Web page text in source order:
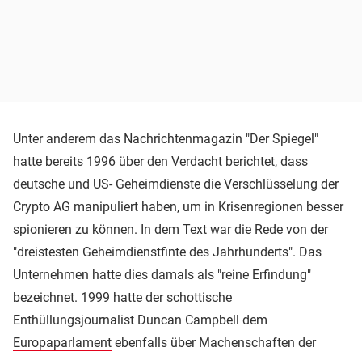
Unter anderem das Nachrichtenmagazin "Der Spiegel"
hatte bereits 1996 über den Verdacht berichtet, dass
deutsche und US- Geheimdienste die Verschlüsselung der
Crypto AG manipuliert haben, um in Krisenregionen besser
spionieren zu können. In dem Text war die Rede von der
"dreistesten Geheimdienstfinte des Jahrhunderts". Das
Unternehmen hatte dies damals als "reine Erfindung"
bezeichnet. 1999 hatte der schottische
Enthüllungsjournalist Duncan Campbell dem
Europaparlament ebenfalls über Machenschaften der